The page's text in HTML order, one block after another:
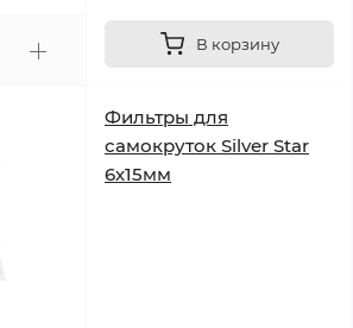
В корзину
Фильтры для
самокруток Silver Star
6х15мм